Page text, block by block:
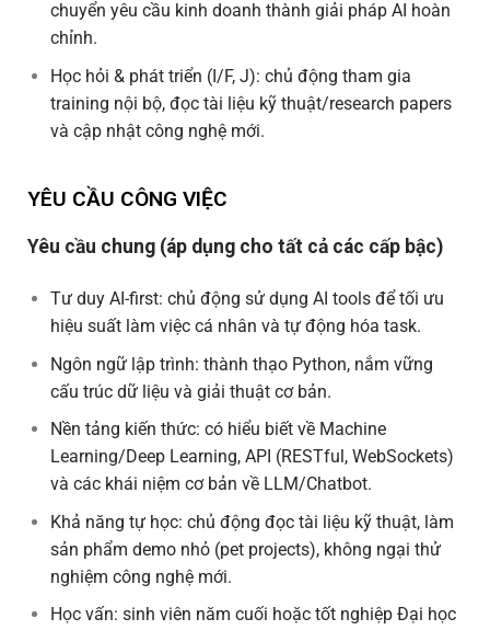
chuyển yêu cầu kinh doanh thành giải pháp AI hoàn
chỉnh.
Học hỏi & phát triển (I/F, J): chủ động tham gia
training nội bộ, đọc tài liệu kỹ thuật/research papers
và cập nhật công nghệ mới.
YÊU CẦU CÔNG VIỆC
Yêu cầu chung (áp dụng cho tất cả các cấp bậc)
Tư duy AI-first: chủ động sử dụng AI tools để tối ưu
hiệu suất làm việc cá nhân và tự động hóa task.
Ngôn ngữ lập trình: thành thạo Python, nắm vững
cấu trúc dữ liệu và giải thuật cơ bản.
Nền tảng kiến thức: có hiểu biết về Machine
Learning/Deep Learning, API (RESTful, WebSockets)
và các khái niệm cơ bản về LLM/Chatbot.
Khả năng tự học: chủ động đọc tài liệu kỹ thuật, làm
sản phẩm demo nhỏ (pet projects), không ngại thử
nghiệm công nghệ mới.
Học vấn: sinh viên năm cuối hoặc tốt nghiệp Đại học